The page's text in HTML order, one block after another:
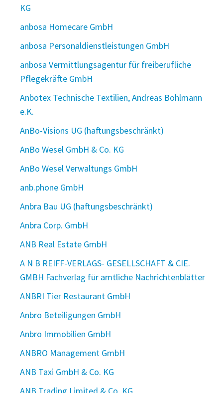
KG
anbosa Homecare GmbH
anbosa Personaldienstleistungen GmbH
anbosa Vermittlungsagentur für freiberufliche
Pflegekräfte GmbH
Anbotex Technische Textilien, Andreas Bohlmann
e.K.
AnBo-Visions UG (haftungsbeschränkt)
AnBo Wesel GmbH & Co. KG
AnBo Wesel Verwaltungs GmbH
anb.phone GmbH
Anbra Bau UG (haftungsbeschränkt)
Anbra Corp. GmbH
ANB Real Estate GmbH
A N B REIFF-VERLAGS- GESELLSCHAFT & CIE.
GMBH Fachverlag für amtliche Nachrichtenblätter
ANBRI Tier Restaurant GmbH
Anbro Beteiligungen GmbH
Anbro Immobilien GmbH
ANBRO Management GmbH
ANB Taxi GmbH & Co. KG